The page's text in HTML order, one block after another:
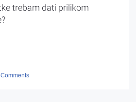
trebam dati prilikom
Comments